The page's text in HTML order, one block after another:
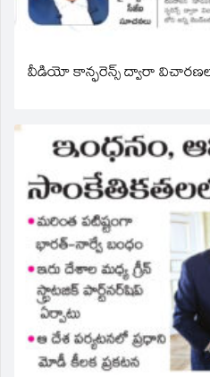
వీడియో కాన్ఫరెన్స్ ద్వారా